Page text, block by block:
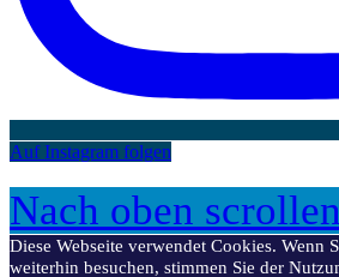
Auf Instagram folgen
Nach oben scrollen
Diese Webseite verwendet Cookies. Wenn
weiterhin besuchen, stimmen Sie der